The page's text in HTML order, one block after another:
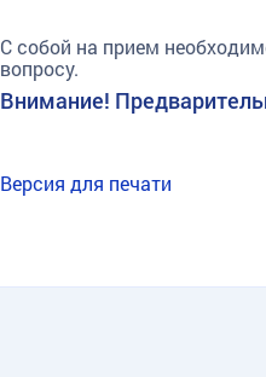
С собой на прием
вопросу.
Внимание!
Версия для печати